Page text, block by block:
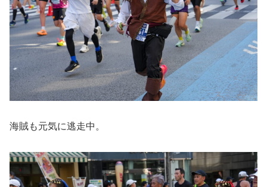
海賊も元気に逃走中。